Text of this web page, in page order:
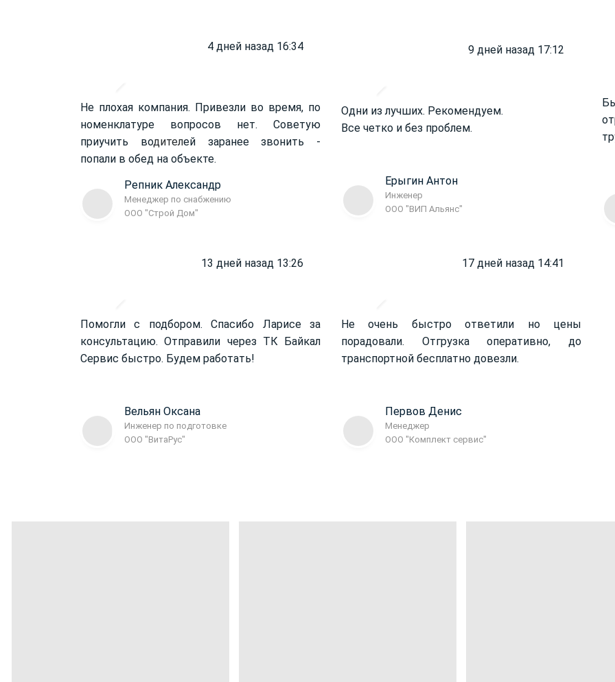
4 дней назад 16:34
Не плохая компания. Привезли во время, по
номенклатуре вопросов нет. Советую
приучить водителей заранее звонить -
попали в обед на объекте.
Репник Александр
Менеджер по снабжению
ООО "Строй Дом"
9 дней назад 17:12
Одни из лучших. Рекомендуем.
Все четко и без проблем.
Ерыгин Антон
Инженер
ООО "ВИП Альянс"
13 дней назад 13:26
Помогли с подбором. Спасибо Ларисе за
консультацию. Отправили через ТК Байкал
Сервис быстро. Будем работать!
Вельян Оксана
Инженер по подготовке
ООО "ВитаРус"
17 дней назад 14:41
Не очень быстро ответили но цены
порадовали. Отгрузка оперативно, до
транспортной бесплатно довезли.
Первов Денис
Менеджер
ООО "Комплект сервис"